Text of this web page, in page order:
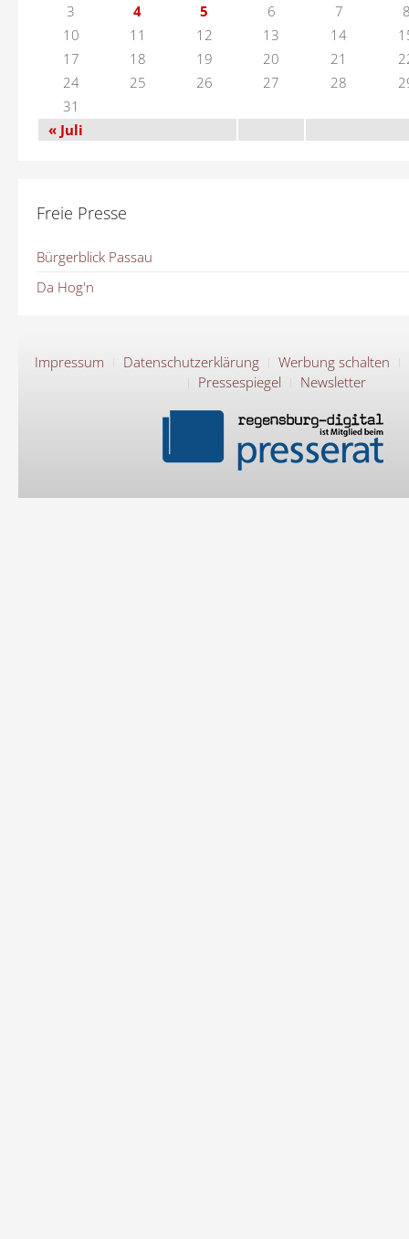
3
4 5 6 7
10
11 12 13 14
17
18 19 20 21
24
25 26 27 28
31
« Juli
Freie Presse
Bürgerblick Passau
Da Hog'n
Impressum Datenschutzerklärung
Werbung schalten
Pressespiegel
Newsletter